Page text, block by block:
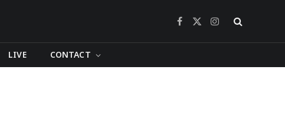
Facebook
X
Instagram
LIVE CONTACT